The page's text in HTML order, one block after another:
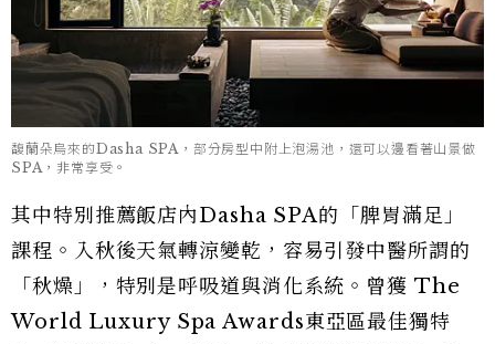
馥蘭朵烏來的Dasha SPA，部分房型中附上泡湯池，還可以邊看著山景做
SPA，非常享受。
其中特別推薦飯店內Dasha SPA的「脾胃滿足」
課程。入秋後天氣轉涼變乾，容易引發中醫所謂的
「秋燥」，特別是呼吸道與消化系統。曾獲 The
World Luxury Spa Awards東亞區最佳獨特